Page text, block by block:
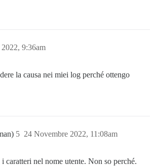
9:36am
la causa nei miei log perché ottengo
24 Novembre 2022, 11:08am
5
caratteri nel nome utente. Non so perché.